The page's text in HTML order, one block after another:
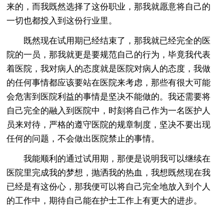
来的，而我既然选择了这份职业，那我就愿意将自己的
一切也都投入到这份行业里。
既然现在试用期已经结束了，那我就已经完全的医
院的一员，那我就更是要规范自己的行为，毕竟我代表
着医院，我对病人的态度就是医院对病人的态度，我做
的任何事情都应该要站在医院来考虑，那些有很大可能
会危害到医院利益的事情是坚决不能做的。我还需要将
自己完全的融入到医院中，时刻将自己作为一名医护人
员来对待，严格的遵守医院的规章制度，坚决不要出现
任何的问题，不会做出医院禁止的事情。
我能顺利的通过试用期，那便是说明我可以继续在
医院里完成我的梦想，抛洒我的热血，我想既然现在我
已经是有这份心，那我便可以将自己完全地放入到个人
的工作中，期待自己能在护士工作上有更大的进步。